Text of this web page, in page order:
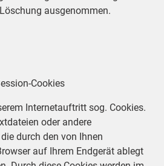
ausgenommen.
Cookies
Internetauftritt sog. Cookies.
oder andere
durch den von Ihnen
auf Ihrem Endgerät ablegt